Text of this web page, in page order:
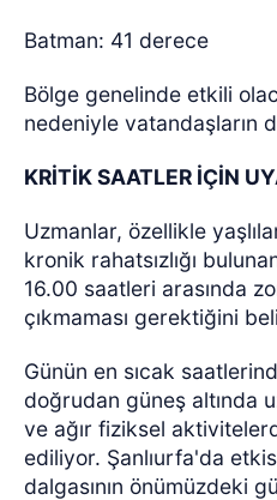
Batman: 41 derece
Bölge genelinde etkili
nedeniyle vatandaşların
KRİTİK SAATLER İÇİN
Uzmanlar, özellikle
kronik rahatsızlığı
16.00 saatleri arasında
çıkmaması gerektiğini
Günün en sıcak
doğrudan güneş altında
ve ağır fiziksel
ediliyor. Şanlıurfa'da
dalgasının önümüzdeki